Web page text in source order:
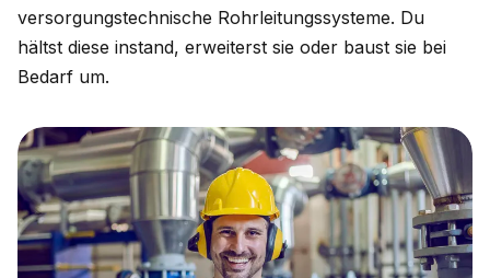
versorgungstechnische Rohrleitungssysteme. Du
hältst diese instand, erweiterst sie oder baust sie bei
Bedarf um.